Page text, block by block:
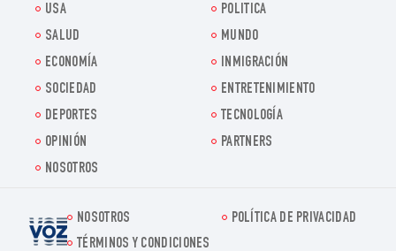
USA
POLITICA
SALUD
MUNDO
ECONOMÍA
INMIGRACIÓN
SOCIEDAD
ENTRETENIMIENTO
DEPORTES
TECNOLOGÍA
OPINIÓN
PARTNERS
NOSOTROS
Voz.us
NOSOTROS
POLÍTICA DE PRIVACIDAD
TÉRMINOS Y CONDICIONES